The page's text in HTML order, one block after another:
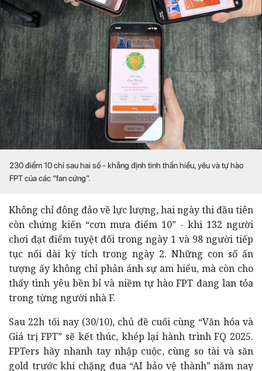
230 điểm 10 chỉ sau hai số - khẳng định tinh thần hiểu, yêu và tự hào
FPT của các “fan cứng”.
Không chỉ đông đảo về lực lượng, hai ngày thi đầu tiên
còn chứng kiến “cơn mưa điểm 10” - khi 132 người
chơi đạt điểm tuyệt đối trong ngày 1 và 98 người tiếp
tục nối dài kỳ tích trong ngày 2. Những con số ấn
tượng ấy không chỉ phản ánh sự am hiểu, mà còn cho
thấy tình yêu bền bỉ và niềm tự hào FPT đang lan tỏa
trong từng người nhà F.
Sau 22h tối nay (30/10), chủ đề cuối cùng “Văn hóa và
Giá trị FPT” sẽ kết thúc, khép lại hành trình FQ 2025.
FPTers hãy nhanh tay nhập cuộc, cùng so tài và săn
gold trước khi chặng đua “AI bảo vệ thành” năm nay